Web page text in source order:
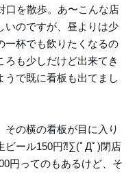
口を散歩。あ〜こんな店
いのですが、昼よりは少
一杯でも飲りたくなるの
ろも少しだけど出来てき
うで既に看板も出てまし
の横の看板が目に入り
ビール150円⁈∑(ﾟДﾟ)閉店
円ってのもあるけど、そ